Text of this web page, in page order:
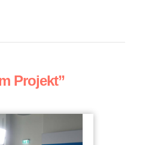
Projekt”